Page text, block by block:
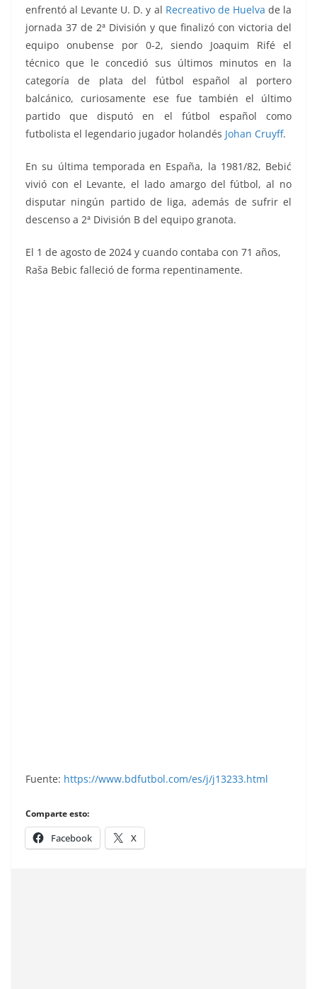
enfrentó al Levante U. D. y al Recreativo de Huelva de la
jornada 37 de 2ª División y que finalizó con victoria del
equipo onubense por 0-2, siendo Joaquim Rifé el
técnico que le concedió sus últimos minutos en la
categoría de plata del fútbol español al portero
balcánico, curiosamente ese fue también el último
partido que disputó en el fútbol español como
futbolista el legendario jugador holandés Johan Cruyff.
En su última temporada en España, la 1981/82, Bebić
vivió con el Levante, el lado amargo del fútbol, al no
disputar ningún partido de liga, además de sufrir el
descenso a 2ª División B del equipo granota.
El 1 de agosto de 2024 y cuando contaba con 71 años,
Raša Bebic falleció de forma repentinamente.
Fuente: https://www.bdfutbol.com/es/j/j13233.html
Comparte esto:
Facebook X